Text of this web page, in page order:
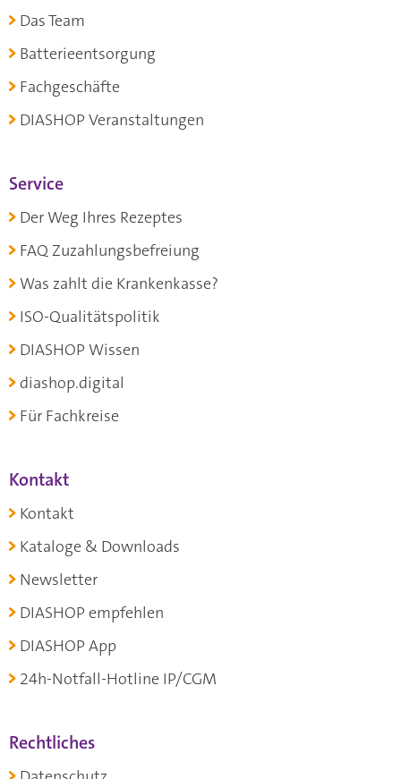
Das Team
Batterieentsorgung
Fachgeschäfte
DIASHOP Veranstaltungen
Service
Der Weg Ihres Rezeptes
FAQ Zuzahlungsbefreiung
Was zahlt die Krankenkasse?
ISO-Qualitätspolitik
DIASHOP Wissen
diashop.digital
Für Fachkreise
Kontakt
Kontakt
Kataloge & Downloads
Newsletter
DIASHOP empfehlen
DIASHOP App
24h-Notfall-Hotline IP/CGM
Rechtliches